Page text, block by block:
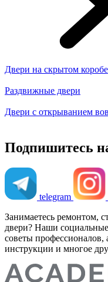
Двери на скрытом коробе
Раздвижные двери
Двери с открыванием
Подпишитесь
telegram
Занимаетесь ремонтом,
двери? Наши
советы профессионалов,
инструкции и многое